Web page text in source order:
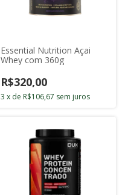
Essential Nutrition Açai
Whey com 360g
R$320,00
3 x de R$106,67 sem juros